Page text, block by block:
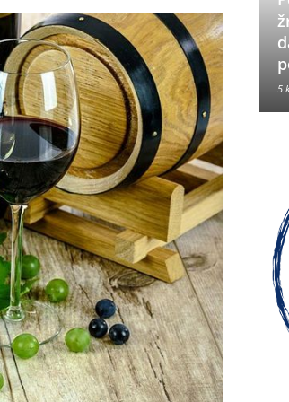
Neizbrisiva uloga HVO-a i
Hrvata iz BiH u Operaciji
Oluja
5 kolovoza, 2026 5